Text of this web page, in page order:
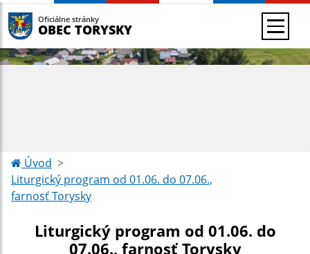
Oficiálne stránky
OBEC TORYSKY
Úvod
Liturgický program od 01.06. do 07.06.,
farnosť Torysky
Liturgický program od 01.06. do
07.06., farnosť Torysky